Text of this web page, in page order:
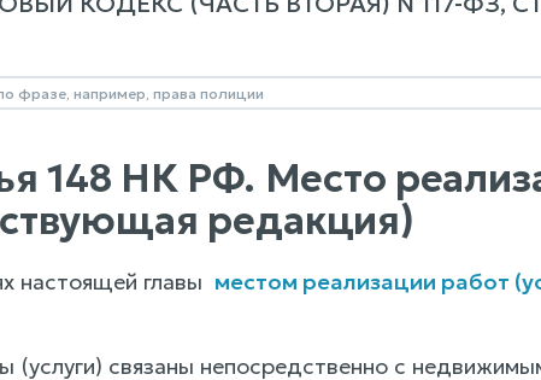
148 НК РФ. Место
редакция)
настоящей главы местом реализации работ
(услуги) связаны непосредственно с